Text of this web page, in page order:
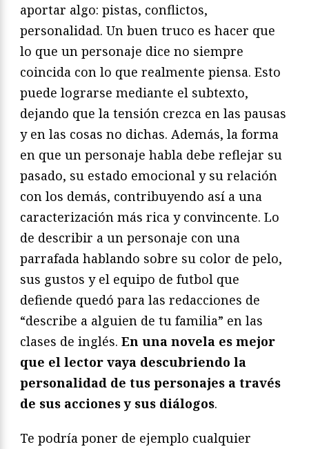
aportar algo: pistas, conflictos,
personalidad. Un buen truco es hacer que
lo que un personaje dice no siempre
coincida con lo que realmente piensa. Esto
puede lograrse mediante el subtexto,
dejando que la tensión crezca en las pausas
y en las cosas no dichas. Además, la forma
en que un personaje habla debe reflejar su
pasado, su estado emocional y su relación
con los demás, contribuyendo así a una
caracterización más rica y convincente. Lo
de describir a un personaje con una
parrafada hablando sobre su color de pelo,
sus gustos y el equipo de futbol que
defiende quedó para las redacciones de
“describe a alguien de tu familia” en las
clases de inglés. En una novela es mejor
que el lector vaya descubriendo la
personalidad de tus personajes a través
de sus acciones y sus diálogos.
Te podría poner de ejemplo cualquier